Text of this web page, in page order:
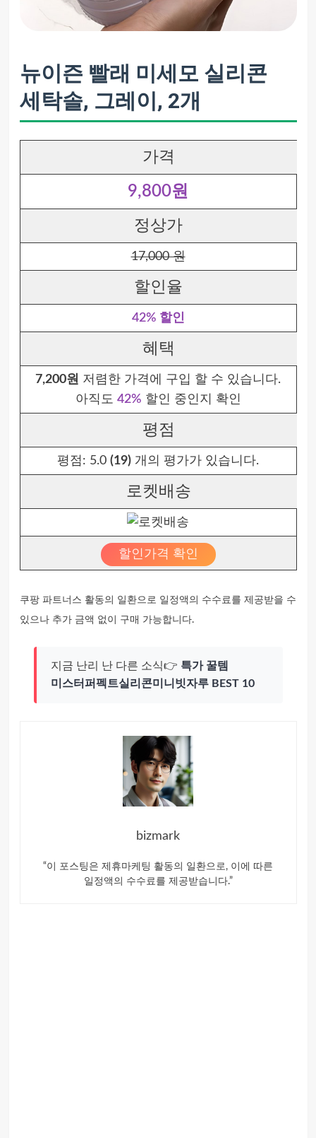
뉴이즌 빨래 미세모 실리콘
세탁솔, 그레이, 2개
가격
9,800원
정상가
17,000 원
할인율
42% 할인
혜택
7,200원 저렴한 가격에 구입 할 수 있습니다.
아직도 42% 할인 중인지 확인
평점
평점: 5.0 (19) 개의 평가가 있습니다.
로켓배송
할인가격 확인
쿠팡 파트너스 활동의 일환으로 일정액의 수수료를 제공받을 수
있으나 추가 금액 없이 구매 가능합니다.
지금 난리 난 다른 소식👉 특가 꿀템
미스터퍼펙트실리콘미니빗자루 BEST 10
bizmark
“이 포스팅은 제휴마케팅 활동의 일환으로, 이에 따른
일정액의 수수료를 제공받습니다.”